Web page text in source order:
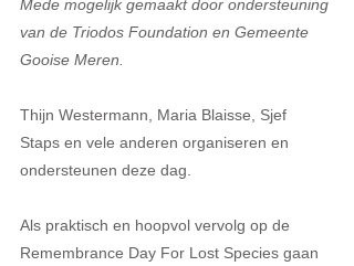
Mede mogelijk gemaakt door ondersteuning
van de Triodos Foundation en Gemeente
Gooise Meren.
Thijn Westermann, Maria Blaisse, Sjef
Staps en vele anderen organiseren en
ondersteunen deze dag.
Als praktisch en hoopvol vervolg op de
Remembrance Day For Lost Species gaan